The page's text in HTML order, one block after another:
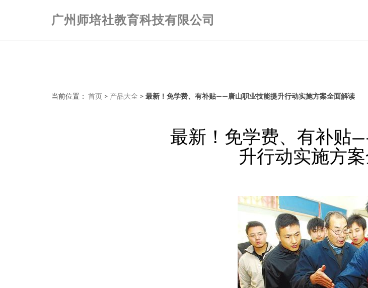
广州师培社教育科技有限公司
当前位置： 首页 > 产品大全 > 最新！免学费、有补贴——唐山职业技能提升行动实施方案全面解读
最新！免学费、有补贴
升行动实施方